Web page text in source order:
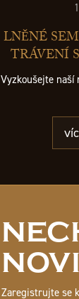
LNĚNÉ
TRÁVENÍ
Vyzkoušejte
Zaregistrujte se